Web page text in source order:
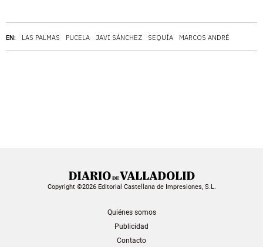
EN: LAS PALMAS PUCELA JAVI SÁNCHEZ SEQUÍA MARCOS ANDRÉ
Copyright ©2026 Editorial Castellana de Impresiones, S.L.
Quiénes somos
Publicidad
Contacto